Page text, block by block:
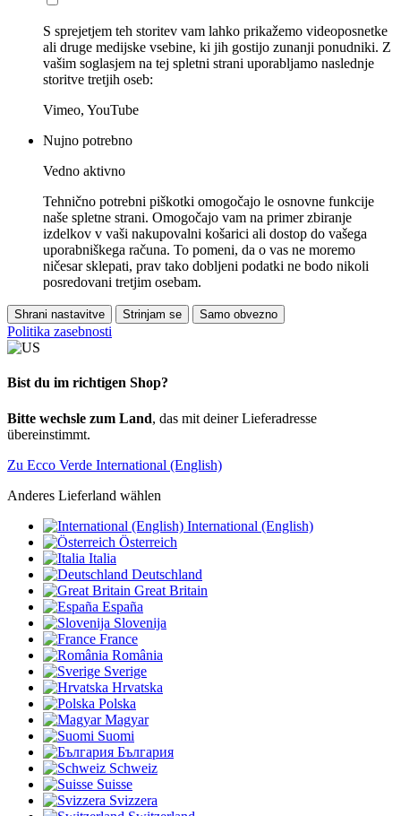
S sprejetjem teh storitev vam lahko prikažemo videoposnetke
ali druge medijske vsebine, ki jih gostijo zunanji ponudniki. Z
vašim soglasjem na tej spletni strani uporabljamo naslednje
storitve tretjih oseb:
Vimeo, YouTube
Nujno potrebno
Vedno aktivno
Tehnično potrebni piškotki omogočajo le osnovne funkcije
naše spletne strani. Omogočajo vam na primer zbiranje
izdelkov v vaši nakupovalni košarici ali dostop do vašega
uporabniškega računa. To pomeni, da o vas ne moremo
ničesar sklepati, prav tako dobljeni podatki ne bodo nikoli
posredovani tretjim osebam.
Shrani nastavitve Strinjam se Samo obvezno
Politika zasebnosti
Bist du im richtigen Shop?
Bitte wechsle zum Land, das mit deiner Lieferadresse
übereinstimmt.
Zu Ecco Verde International (English)
Anderes Lieferland wählen
International (English)
Österreich
Italia
Deutschland
Great Britain
España
Slovenija
France
România
Sverige
Hrvatska
Polska
Magyar
Suomi
България
Schweiz
Suisse
Svizzera